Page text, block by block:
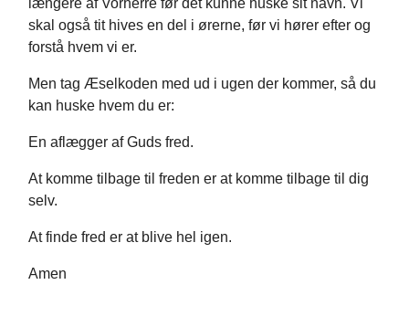
længere af Vorherre før det kunne huske sit navn. Vi
skal også tit hives en del i ørerne, før vi hører efter og
forstå hvem vi er.
Men tag Æselkoden med ud i ugen der kommer, så du
kan huske hvem du er:
En aflægger af Guds fred.
At komme tilbage til freden er at komme tilbage til dig
selv.
At finde fred er at blive hel igen.
Amen